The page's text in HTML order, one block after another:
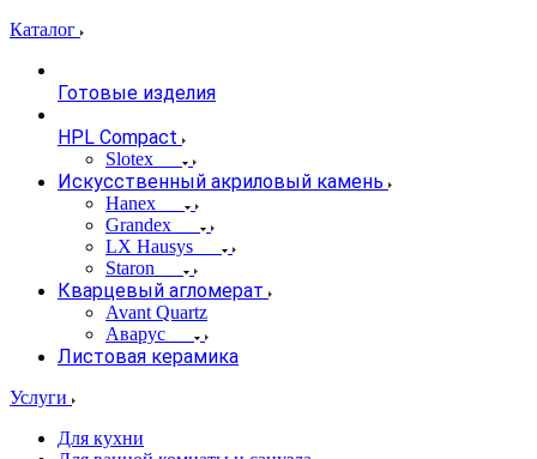
Каталог
Готовые изделия
HPL Compact
Slotex
Искусственный акриловый камень
Hanex
Grandex
LX Hausys
Staron
Кварцевый агломерат
Avant Quartz
Аварус
Листовая керамика
Услуги
Для кухни